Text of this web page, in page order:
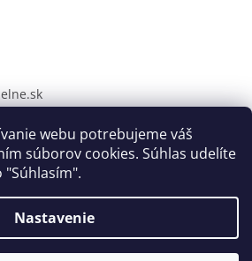
webu potrebujeme váš
súborov cookies. Súhlas udelíte
Nastavenie
dovolenku. V prípade potreby nám
vyberovekoupelny/
Vytvoril Shoptet